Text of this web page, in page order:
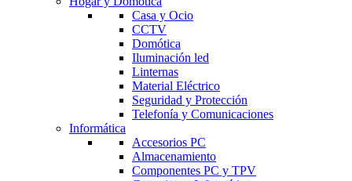
Casa y Ocio
CCTV
Domótica
Iluminación led
Linternas
Material Eléctrico
Seguridad y Protección
Telefonía y Comunicaciones
Informática
Accesorios PC
Almacenamiento
Componentes PC y TPV